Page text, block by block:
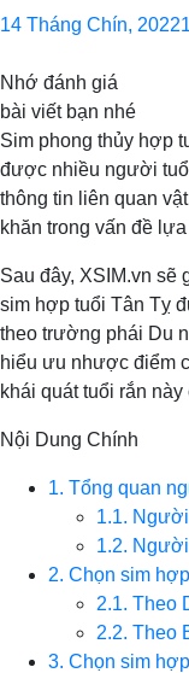
14 Tháng Chín, 2022
Nhớ đánh giá
bài viết bạn nhé
Sim phong thủy hợp
được nhiều người
thông tin liên quan
khăn trong vấn đề
Sau đây, XSIM.vn sẽ
sim hợp tuổi Tân Tỵ
theo trường phái Du
hiểu ưu nhược điểm
khái quát tuổi rắn
Nội Dung Chính
1. Tổng quan
1.1.
1.2.
2. Chọn sim
2.1. Theo
2.2. Theo
3. Chọn sim